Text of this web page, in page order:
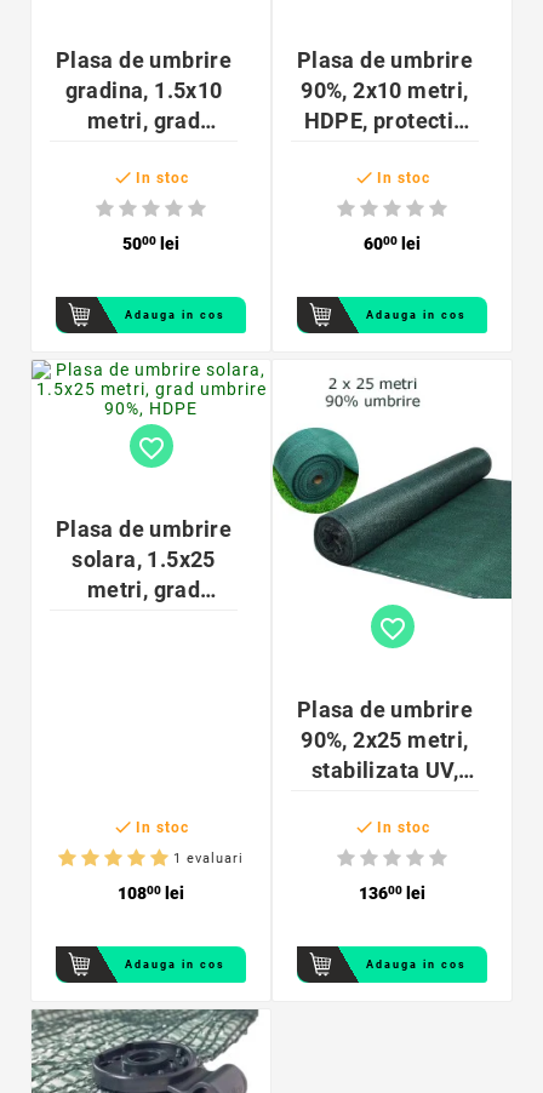
Plasa de umbrire
gradina, 1.5x10
metri, grad
verde
 In stoc
5000 lei
Adauga in cos
Plasa de umbrire
90%, 2x10 metri,
HDPE, protectie
terasa
 In stoc
6000 lei
Adauga in cos
favorite_border
Plasa de umbrire
solara, 1.5x25
metri, grad
 In stoc
1 evaluari
10800 lei
Adauga in cos
favorite_border
Plasa de umbrire
90%, 2x25 metri,
stabilizata UV,
 In stoc
13600 lei
Adauga in cos